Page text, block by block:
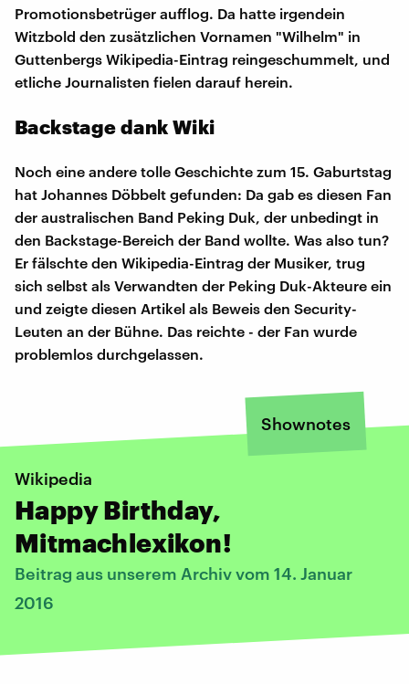
Promotionsbetrüger aufflog. Da hatte irgendein
Witzbold den zusätzlichen Vornamen "Wilhelm" in
Guttenbergs Wikipedia-Eintrag reingeschummelt, und
etliche Journalisten fielen darauf herein.
Backstage dank Wiki
Noch eine andere tolle Geschichte zum 15. Gaburtstag
hat Johannes Döbbelt gefunden: Da gab es diesen Fan
der australischen Band Peking Duk, der unbedingt in
den Backstage-Bereich der Band wollte. Was also tun?
Er fälschte den Wikipedia-Eintrag der Musiker, trug
sich selbst als Verwandten der Peking Duk-Akteure ein
und zeigte diesen Artikel als Beweis den Security-
Leuten an der Bühne. Das reichte - der Fan wurde
problemlos durchgelassen.
Shownotes
Wikipedia
Happy Birthday,
Mitmachlexikon!
Beitrag aus unserem Archiv vom 14. Januar
2016